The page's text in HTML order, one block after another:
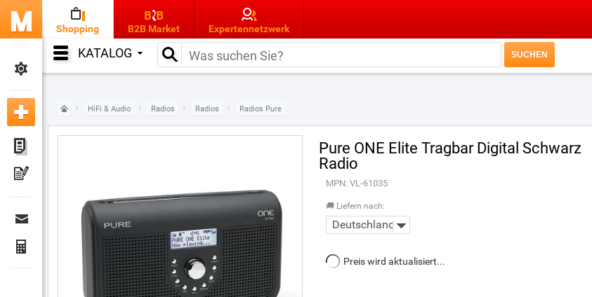
Shopping B2B Market Expertennetzwerk
KATALOG
HiFi & Audio Radios Radios Radios Pure
Pure ONE Elite Tragbar Digital Schwarz
Radio
MPN: VL-61035
🚚 Liefern nach:
Deutschland
Preis wird aktualisiert...